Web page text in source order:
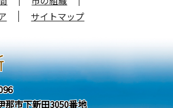
サイトマップ
市下新田3050番地